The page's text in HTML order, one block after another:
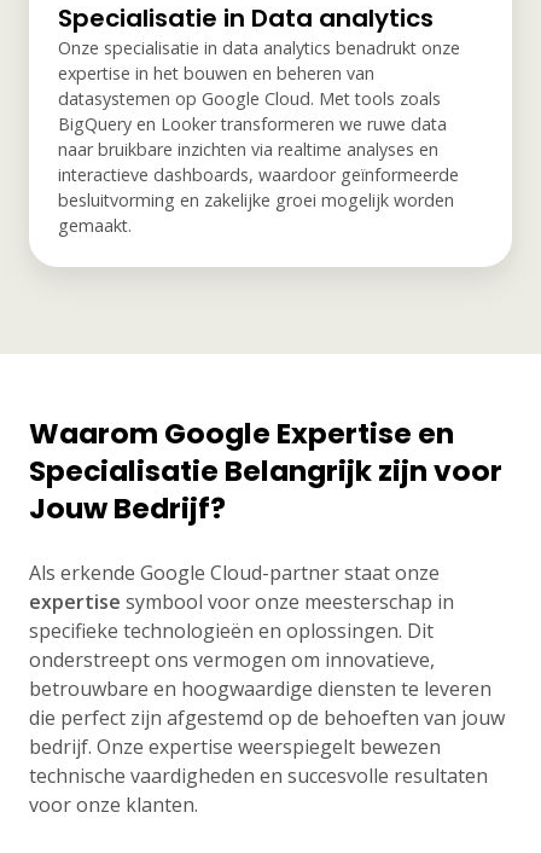
Specialisatie in Data analytics
Onze specialisatie in data analytics benadrukt onze
expertise in het bouwen en beheren van
datasystemen op Google Cloud. Met tools zoals
BigQuery en Looker transformeren we ruwe data
naar bruikbare inzichten via realtime analyses en
interactieve dashboards, waardoor geïnformeerde
besluitvorming en zakelijke groei mogelijk worden
gemaakt.
Waarom Google Expertise en
Specialisatie Belangrijk zijn voor
Jouw Bedrijf?
Als erkende Google Cloud-partner staat onze
expertise symbool voor onze meesterschap in
specifieke technologieën en oplossingen. Dit
onderstreept ons vermogen om innovatieve,
betrouwbare en hoogwaardige diensten te leveren
die perfect zijn afgestemd op de behoeften van jouw
bedrijf. Onze expertise weerspiegelt bewezen
technische vaardigheden en succesvolle resultaten
voor onze klanten.